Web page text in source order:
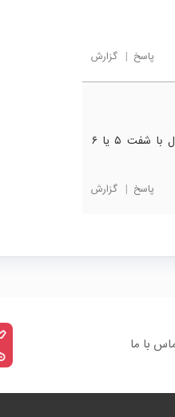
پاسخ | گزارش
سلام و احترام، در حال حاضر تیغه مشابه این محصول با شفت ۵ یا ۶
پاسخ | گزارش
با ما